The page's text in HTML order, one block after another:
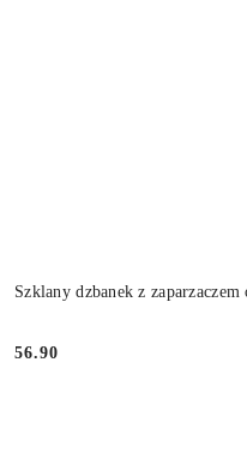
Szklany dzbanek z
Cena:
56.90